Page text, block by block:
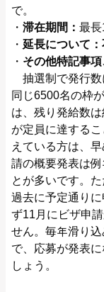
で。
・ 滞在期間： 最長
・ 延長について：
・ その他特記事項
抽選制で発行数
同じ6500名の枠
は、残り発給数
が定員に達する
えている方は、
請の概要発表は
とが多いです。
過去に予定通り
ず11月にビザ申
せん。毎年滑り
で、応募が発表
しょう。